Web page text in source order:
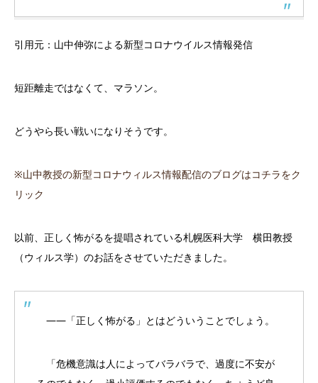
引用元：山中伸弥による新型コロナウイルス情報発信
短距離走ではなくて、マラソン。
どうやら長い戦いになりそうです。
※山中教授の新型コロナウィルス情報配信のブログはコチラをク
リック
以前、 正しく怖がるを提唱されている札幌医科大学 横田教授
（ウィルス学）のお話をさせていただきま した。
――「正しく怖がる」とはどういうことでしょう。
「危機意識は人によってバラバラで、過度に不安が